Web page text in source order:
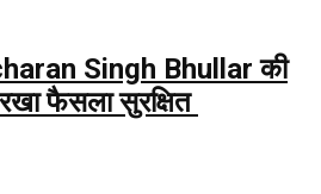
Singh Bhullar की
फैसला सुरक्षित